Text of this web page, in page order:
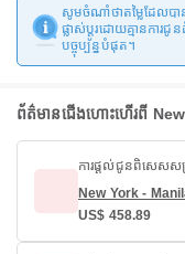
សូមចំណាំថាតម្លៃដែលប
ផ្លាស់ប្តូរដោយគ្មានកា
បច្ចុប្បន្នបំផុត។
ព័ត៌មានជើងហោះហើរពី
ការផ្តល់ជូនពិសេសសម្
New York -
US$ 458.89